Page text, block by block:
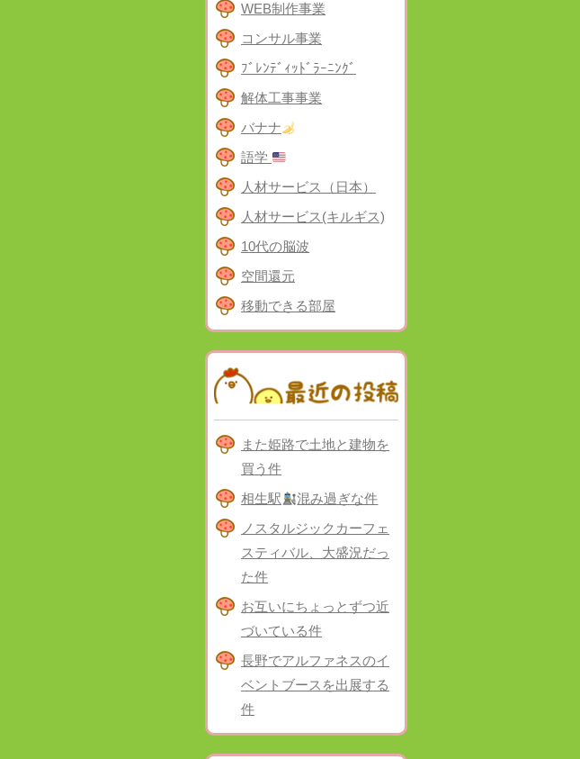
WEB制作事業
コンサル事業
ﾌﾞﾚﾝﾃﾞｨｯﾄﾞﾗｰﾆﾝｸﾞ
解体工事事業
バナナ
語学
人材サービス（日本）
人材サービス(キルギス)
10代の脳波
空間還元
移動できる部屋
また姫路で土地と建物を
買う件
相生駅
混み過ぎな件
ノスタルジックカーフェ
スティバル、大盛況だっ
た件
お互いにちょっとずつ近
づいている件
長野でアルファネスのイ
ベントブースを出展する
件